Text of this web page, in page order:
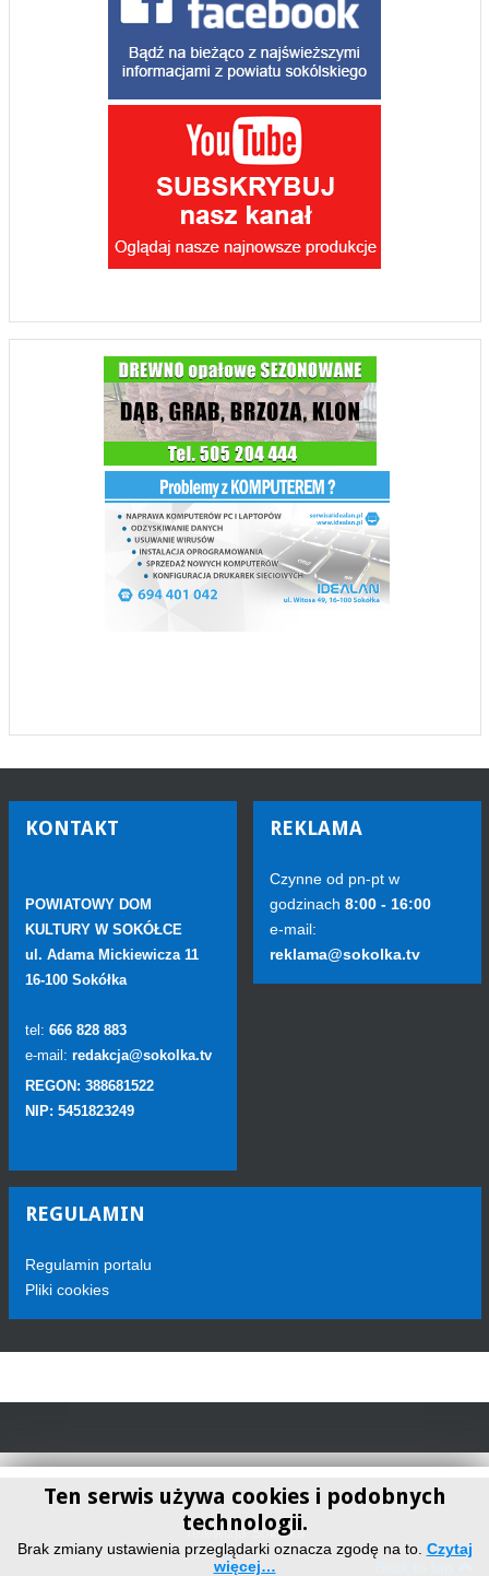
KONTAKT
POWIATOWY DOM
KULTURY W SOKÓŁCE
ul. Adama Mickiewicza 11
16-100 Sokółka
tel: 666 828 883
e-mail: redakcja@sokolka.tv
REGON: 388681522
NIP: 5451823249
REKLAMA
Czynne od pn-pt w
godzinach 8:00 - 16:00
e-mail:
reklama@sokolka.tv
REGULAMIN
Regulamin portalu
Pliki cookies
Ten serwis używa cookies i podobnych
technologii.
Brak zmiany ustawienia przeglądarki oznacza zgodę na to. Czytaj
więcej…
Telewizja Sokółka